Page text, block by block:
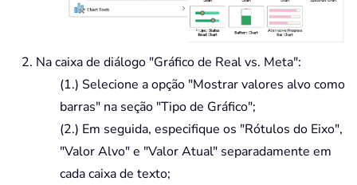
Na caixa de diálogo "Gráfico de Real vs. Meta":
(1.) Selecione a opção "Mostrar valores alvo como
barras" na seção "Tipo de Gráfico";
(2.) Em seguida, especifique os "Rótulos do Eixo",
"Valor Alvo" e "Valor Atual" separadamente em
cada caixa de texto;